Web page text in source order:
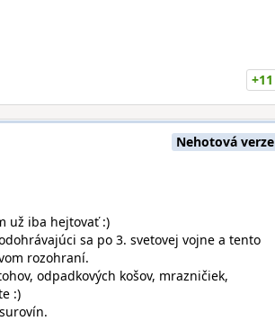
+11
Nehotová verze
už iba hejtovať :)
sa po 3. svetovej vojne a tento
rozohraní.
odpadkových košov, mrazničiek,
:)